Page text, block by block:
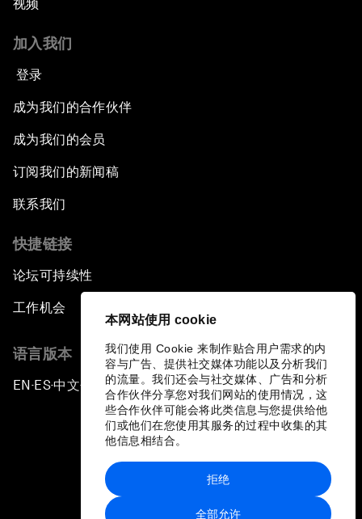
本网站使用 cookie
我们使用 Cookie 来制作贴合用户需求的内
容与广告、提供社交媒体功能以及分析我们
的流量。我们还会与社交媒体、广告和分析
合作伙伴分享您对我们网站的使用情况，这
些合作伙伴可能会将此类信息与您提供给他
们或他们在您使用其服务的过程中收集的其
他信息相结合。
全部允许
拒绝
视频
加入我们
登录
成为我们的合作伙伴
成为我们的会员
订阅我们的新闻稿
联系我们
快捷链接
论坛可持续性
工作机会
语言版本
EN ▪ES▪中文▪ 日本語